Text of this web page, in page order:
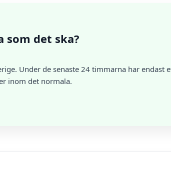
som det ska?
Under de senaste 24 timmarna har endast
inom det normala.